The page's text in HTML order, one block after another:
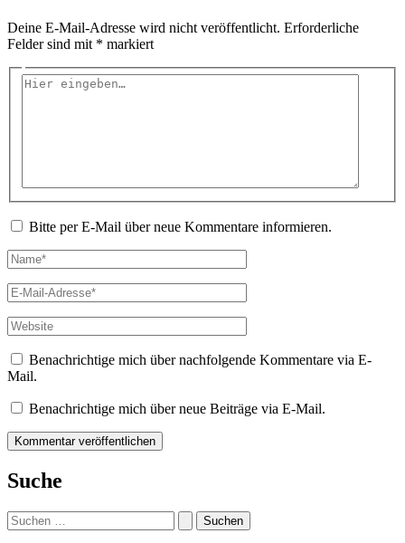
Deine E-Mail-Adresse wird nicht veröffentlicht. Erforderliche
Felder sind mit * markiert
Hier
Bitte per E-Mail über neue Kommentare informieren.
Name*
E-
Mail-
Adresse*
Website
Benachrichtige mich über nachfolgende Kommentare via E-
Mail.
Benachrichtige mich über neue Beiträge via E-Mail.
Suche
Suchen
nach: